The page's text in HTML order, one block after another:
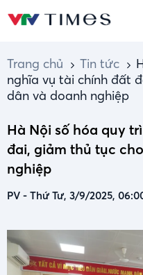
Trang chủ Tin tức
nghĩa vụ tài chính đất
dân và doanh nghiệp
Hà Nội số hóa quy
đai, giảm thủ tục
nghiệp
PV - Thứ Tư, 3/9/2025,